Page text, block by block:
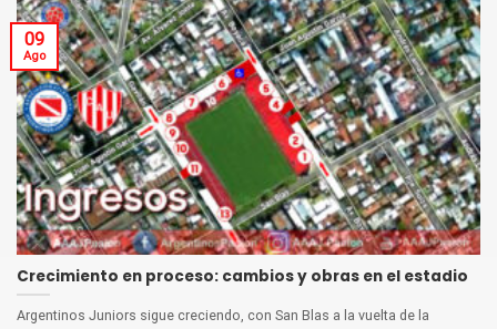
Crecimiento en proceso: cambios y obras en el estadio
Argentinos Juniors sigue creciendo, con San Blas a la vuelta de la
09
Ago